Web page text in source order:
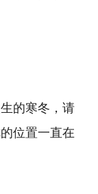
的寒冬，请
位置一直在